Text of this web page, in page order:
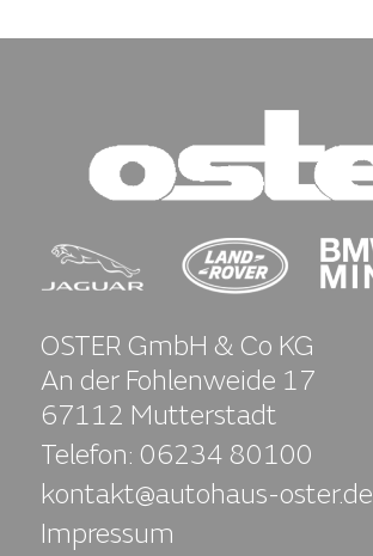
OSTER GmbH & Co KG
An der Fohlenweide 17
67112 Mutterstadt
Telefon: 06234 80100
kontakt@autohaus-oster.de
Impressum